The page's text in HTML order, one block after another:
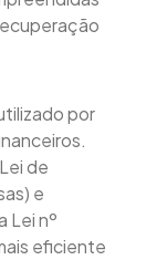
por
de
e
Lei nº
eficiente